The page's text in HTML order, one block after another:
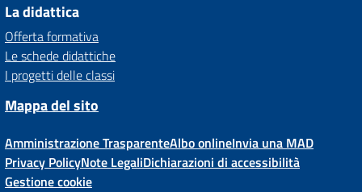
La didattica
Offerta formativa
Le schede didattiche
I progetti delle classi
Mappa del sito
Amministrazione TrasparenteAlbo onlineInvia una MAD
Privacy PolicyNote LegaliDichiarazioni di accessibilità
Gestione cookie